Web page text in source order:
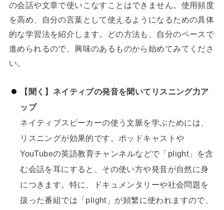
の会話や文章で使いこなすことはできません。使用頻度
を高め、自分の言葉として使えるようになるための具体
的な学習法を紹介します。どの方法も、自分のペースで
進められるので、興味のあるものから始めてみてくださ
い。
【聞く】ネイティブの発音を聞いてリスニング力ア
ップ
ネイティブスピーカーの使う文脈を学ぶためには、
リスニングが効果的です。ポッドキャストや
YouTubeの英語教育チャンネルなどで「plight」を含
む会話を耳にすると、その使い方や発音が自然に身
につきます。特に、ドキュメンタリーや社会問題を
扱った番組では「plight」が頻繁に使われますので、